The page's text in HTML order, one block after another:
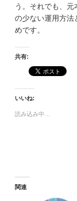
う。それでも、
の少ない運用方法
めです。
共有:
いいね:
読み込み中…
関連